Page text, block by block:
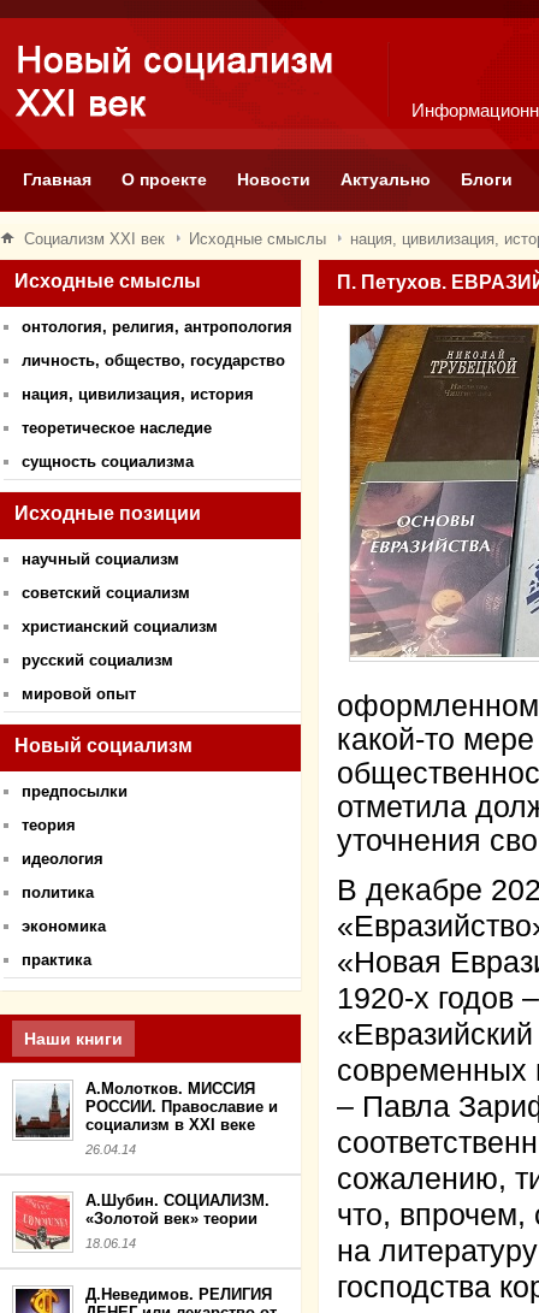
Главная О проекте Новости Актуально Блоги
Социализм XXI век Исходные смыслы нация, цивилизация,
Исходные смыслы
онтология, религия, антропология
личность, общество, государство
нация, цивилизация, история
теоретическое наследие
сущность социализма
Исходные позиции
научный социализм
советский социализм
христианский социализм
русский социализм
мировой опыт
Новый социализм
предпосылки
теория
идеология
политика
экономика
практика
Наши книги
А.Молотков. МИССИЯ
РОССИИ. Православие и
социализм в XXI веке
26.04.14
А.Шубин. СОЦИАЛИЗМ.
«Золотой век» теории
18.06.14
Д.Неведимов. РЕЛИГИЯ
П. Петухов.
какой-то
отметила
уточнения
В декабре
«Новая
1920-х годов
современных
– Павла
сожалению,
что, впрочем,
на
господства